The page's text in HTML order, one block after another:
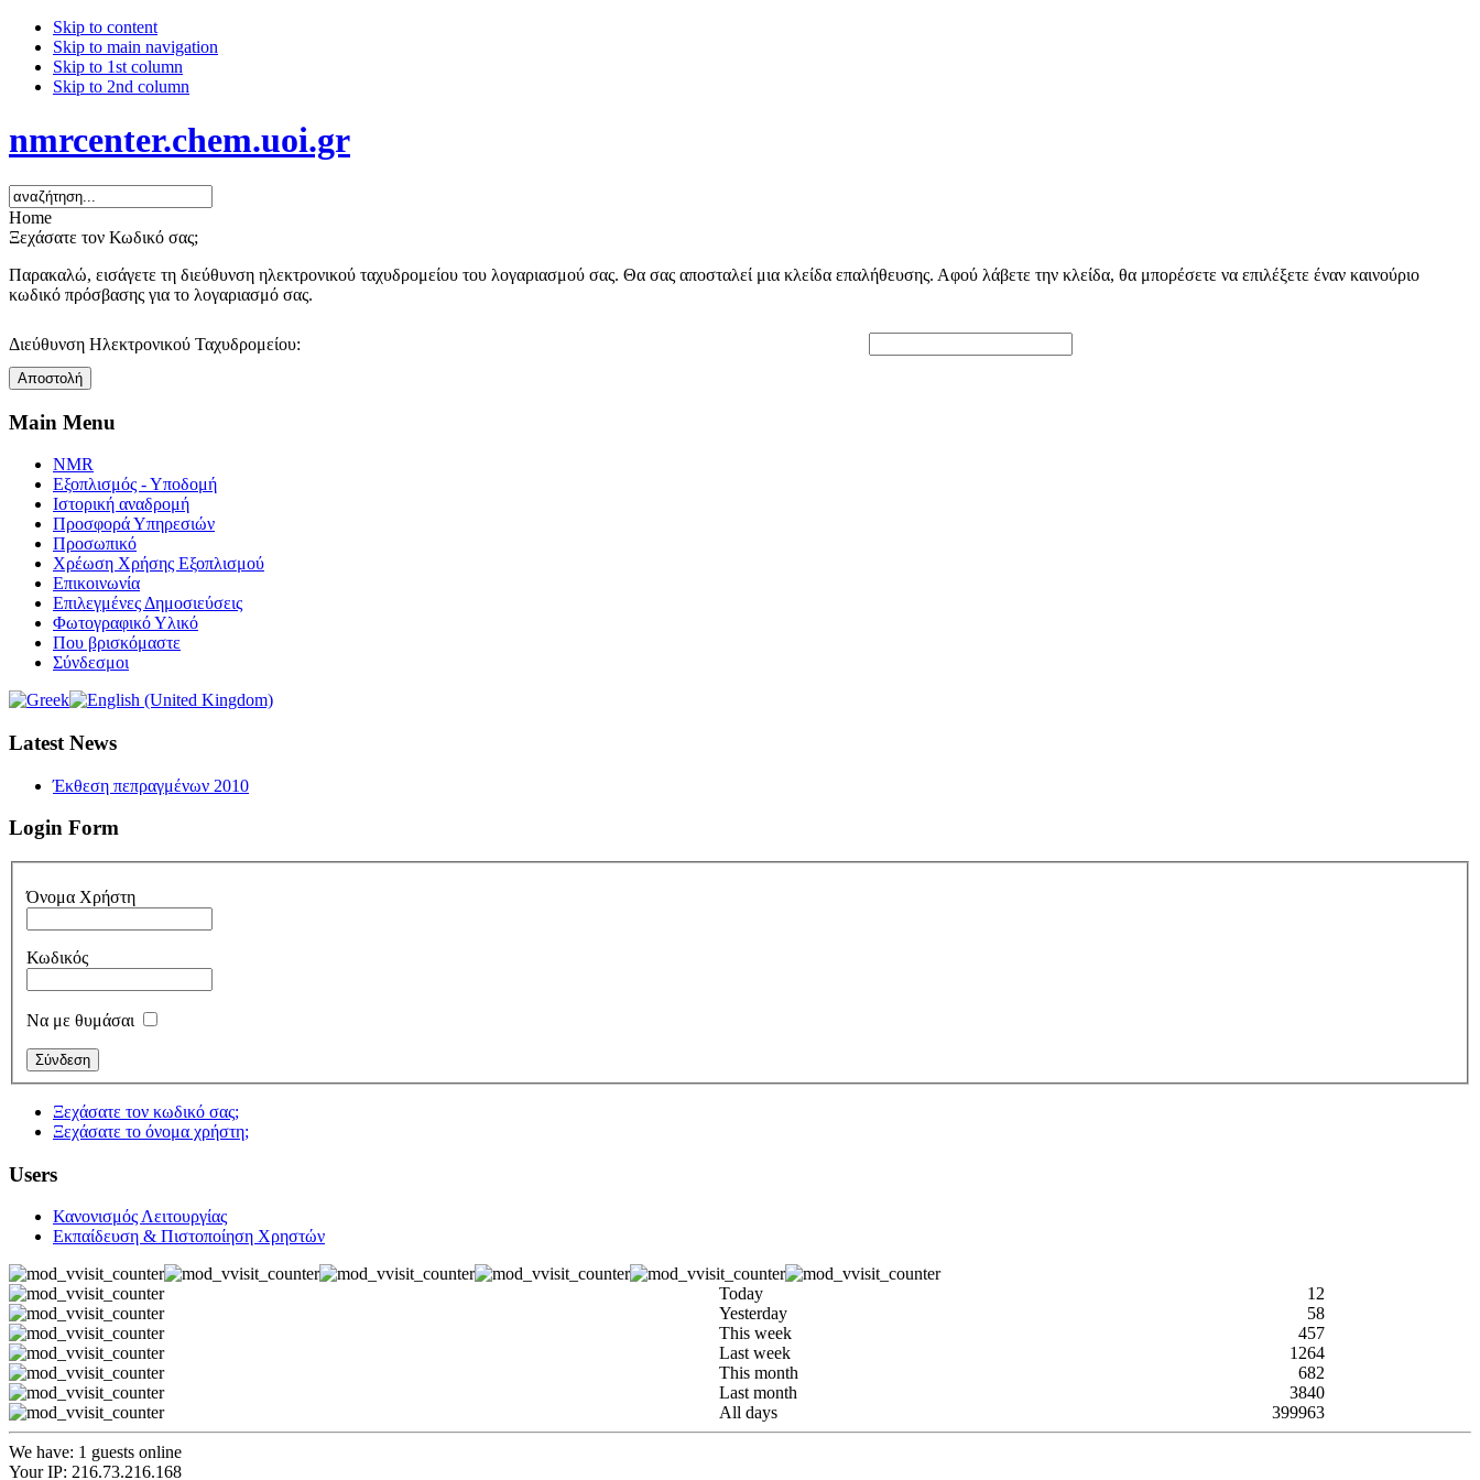
Skip to content
Skip to main navigation
Skip to 1st column
Skip to 2nd column
nmrcenter.chem.uoi.gr
Home
Ξεχάσατε τον Κωδικό σας;
Παρακαλώ, εισάγετε τη διεύθυνση ηλεκτρονικού ταχυδρομείου του λογαριασμού σας. Θα σας αποσταλεί μια κλείδα επαλήθευσης. Αφού λάβετε την κλείδα, θα μπορέσετε να επιλέξετε έναν καινούριο
κωδικό πρόσβασης για το λογαριασμό σας.
Διεύθυνση Ηλεκτρονικού Ταχυδρομείου:
Αποστολή
Main Menu
NMR
Εξοπλισμός - Υποδομή
Ιστορική αναδρομή
Προσφορά Υπηρεσιών
Προσωπικό
Χρέωση Χρήσης Εξοπλισμού
Επικοινωνία
Επιλεγμένες Δημοσιεύσεις
Φωτογραφικό Υλικό
Που βρισκόμαστε
Σύνδεσμοι
Latest News
Έκθεση πεπραγμένων 2010
Login Form
Όνομα Χρήστη
Κωδικός
Να με θυμάσαι
Ξεχάσατε τον κωδικό σας;
Ξεχάσατε το όνομα χρήστη;
Users
Κανονισμός Λειτουργίας
Εκπαίδευση & Πιστοποίηση Χρηστών
Today
12
Yesterday
58
This week
457
Last week
1264
This month
682
Last month
3840
All days
399963
We have: 1 guests online
Your IP: 216.73.216.168